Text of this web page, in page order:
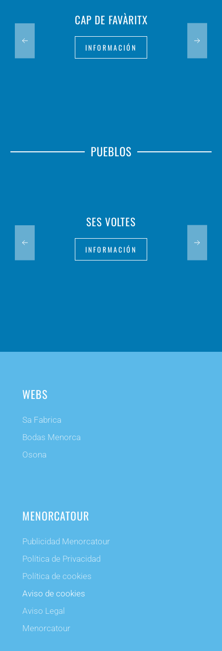
CAP DE FAVÀRITX
INFORMACIÓN
PUEBLOS
SES VOLTES
INFORMACIÓN
WEBS
Sa Fabrica
Bodas Menorca
Osona
MENORCATOUR
Publicidad Menorcatour
Política de Privacidad
Política de cookies
Aviso de cookies
Aviso Legal
Menorcatour